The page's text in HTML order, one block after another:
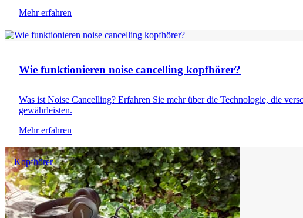
Mehr erfahren
Wie funktionieren noise cancelling kopfhörer?
Was ist Noise Cancelling? Erfahren Sie mehr über die Technologie, die
gewährleisten.
Mehr erfahren
Kopfhörer